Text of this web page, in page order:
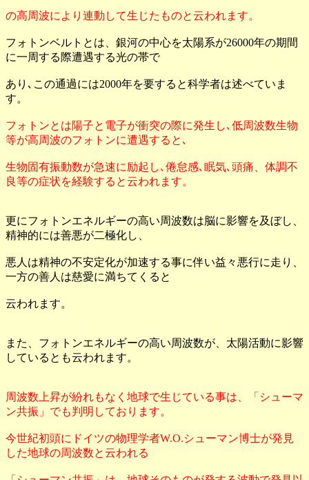
の高周波により連動して生じたものと云われます。
フォトンベルトとは、銀河の中心を太陽系が26000年の期間
に一周する際遭遇する光の帯で
あり､この通過には2000年を要すると科学者は述べていま
す。
フォトンとは陽子と電子が衝突の際に発生し､低周波数生物
等が高周波のフォトンに遭遇すると､
生物固有振動数が急速に励起し､倦怠感､眠気､頭痛、体調不
良等の症状を経験すると云われます。
更にフォトンエネルギーの高い周波数は脳に影響を及ぼし、
精神的には善悪が二極化し、
悪人は精神の不安定化が加速する事に伴い益々悪行に走り、
一方の善人は慈愛に満ちてくると
云われます。
また、フォトンエネルギーの高い周波数が、太陽活動に影響
しているとも云われます。
周波数上昇が紛れもなく地球で生じている事は、「シューマ
ン共振」でも判明しております。
今世紀初頭にドイツの物理学者W.O.シューマン博士が発見
した地球の周波数と云われる